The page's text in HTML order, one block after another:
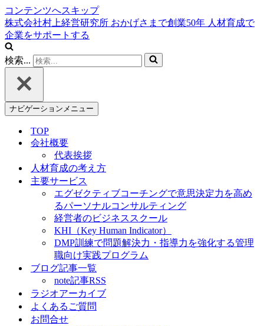
コンテンツへスキップ
株式会社村上経営研究所 おかげさまで創業50年 人材育成で
企業をサポートする
検索...
ナビゲーションメニュー
TOP
会社概要
代表挨拶
人材育成の考え方
主要サービス
エグゼクティブコーチングで意思決定力を高め
るパーソナルコンサルティング
経営者のビジネススクール
KHI（Key Human Indicator）
DMP訓練で問題解決力・指導力を強化する管理
職向け実践プログラム
ブログ記事一覧
note記事RSS
ラジオアーカイブ
よくあるご質問
お問合せ